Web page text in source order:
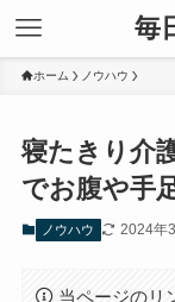
毎
ホーム ノウハウ
寝たきり介
でお腹や手
ノウハウ 2024年
当ページのリ